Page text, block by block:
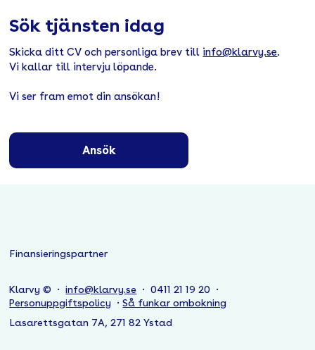
Sök tjänsten idag
Skicka ditt CV och personliga brev till info@klarvy.se.
Vi kallar till intervju löpande.
Vi ser fram emot din ansökan!
Ansök
Finansieringspartner
Klarvy © ·info@klarvy.se · 0411 21 19 20 ·
Personuppgiftspolicy ·Så funkar ombokning
Lasarettsgatan 7A, 271 82 Ystad